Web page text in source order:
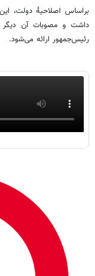
براساس اصلاحیهٔ دولت،
داشت و مصوبات آن دیگر
رئیس‌جمهور ارائه می‌شود.